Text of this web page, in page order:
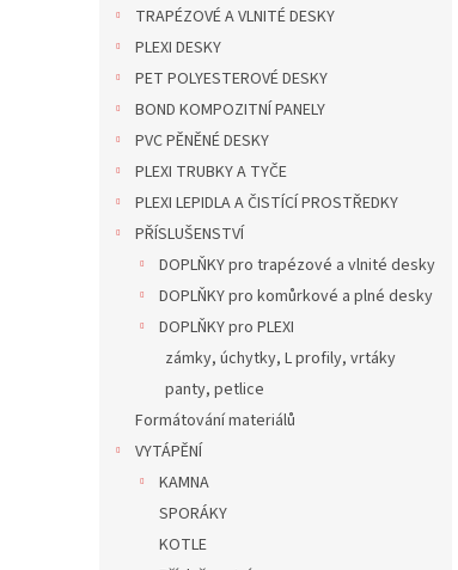
TRAPÉZOVÉ A VLNITÉ DESKY
PLEXI DESKY
PET POLYESTEROVÉ DESKY
BOND KOMPOZITNÍ PANELY
PVC PĚNĚNÉ DESKY
PLEXI TRUBKY A TYČE
PLEXI LEPIDLA A ČISTÍCÍ PROSTŘEDKY
PŘÍSLUŠENSTVÍ
DOPLŇKY pro trapézové a vlnité desky
DOPLŇKY pro komůrkové a plné desky
DOPLŇKY pro PLEXI
zámky, úchytky, L profily, vrtáky
panty, petlice
Formátování materiálů
VYTÁPĚNÍ
KAMNA
SPORÁKY
KOTLE